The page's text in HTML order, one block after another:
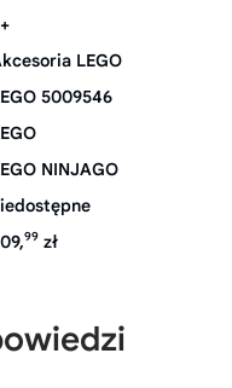
LEGO
5009546
NINJAGO
99 zł